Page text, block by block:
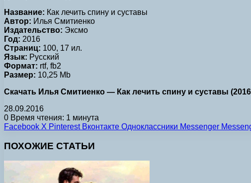
Название: Как лечить спину и суставы
Автор: Илья Смитиенко
Издательство: Эксмо
Год: 2016
Страниц: 100, 17 ил.
Язык: Русский
Формат: rtf, fb2
Размер: 10,25 Mb
Скачать Илья Смитиенко — Как лечить спину и суставы
28.09.2016
0 Время чтения: 1 минута
Facebook X Pinterest Вконтакте Одноклассники Messenger
ПОХОЖИЕ СТАТЬИ